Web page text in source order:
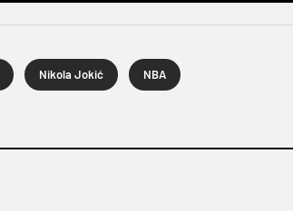
Nikola Jokić NBA